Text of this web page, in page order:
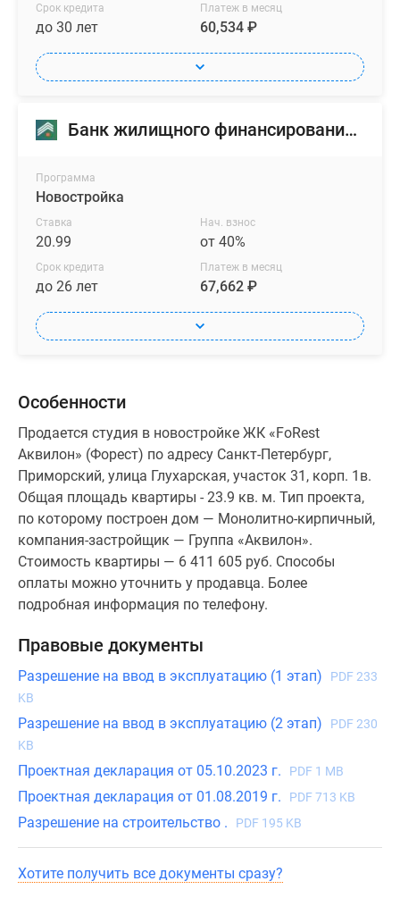
Срок кредита
до 30 лет
Платеж в месяц
60,534 ₽
Банк жилищного финансирования (БЖФ)
Программа
Новостройка
Ставка
20.99
Нач. взнос
от 40%
Срок кредита
до 26 лет
Платеж в месяц
67,662 ₽
Особенности
Продается студия в новостройке ЖК «FoRest
Аквилон» (Форест) по адресу Санкт-Петербург,
Приморский, улица Глухарская, участок 31, корп. 1в.
Общая площадь квартиры - 23.9 кв. м. Тип проекта,
по которому построен дом — Монолитно-кирпичный,
компания-застройщик — Группа «Аквилон».
Стоимость квартиры — 6 411 605 руб. Способы
оплаты можно уточнить у продавца. Более
подробная информация по телефону.
Правовые документы
Разрешение на ввод в эксплуатацию (1 этап)
PDF 233
KB
Разрешение на ввод в эксплуатацию (2 этап)
PDF 230
KB
Проектная декларация от 05.10.2023 г. PDF 1 MB
Проектная декларация от 01.08.2019 г. PDF 713 KB
Разрешение на строительство . PDF 195 KB
Хотите получить все документы сразу?